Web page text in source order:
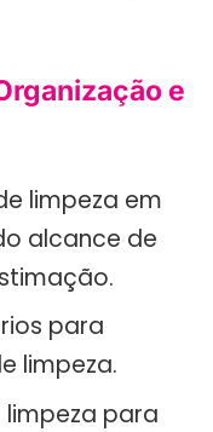
e
limpeza em
alcance de
para
limpeza.
para